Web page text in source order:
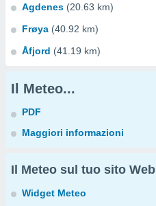
Agdenes (20.63 km)
Frøya (40.92 km)
Åfjord (41.19 km)
Il Meteo...
PDF
Maggiori informazioni
Il Meteo sul tuo sito Web
Widget Meteo